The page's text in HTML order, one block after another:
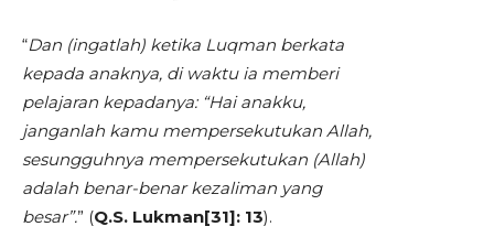
“Dan (ingatlah) ketika Luqman berkata
kepada anaknya, di waktu ia memberi
pelajaran kepadanya: “Hai anakku,
janganlah kamu mempersekutukan Allah,
sesungguhnya mempersekutukan (Allah)
adalah benar-benar kezaliman yang
besar”.” (Q.S. Lukman[31]: 13).